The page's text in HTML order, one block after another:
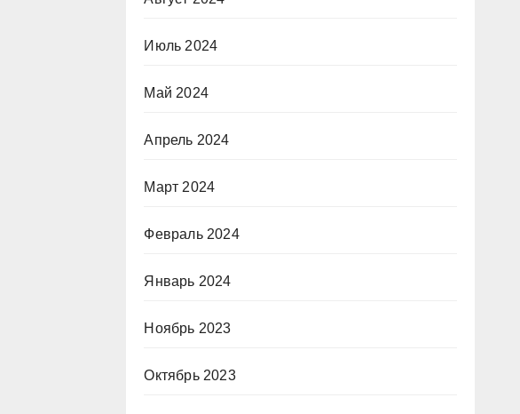
Июль 2024
Май 2024
Апрель 2024
Март 2024
Февраль 2024
Январь 2024
Ноябрь 2023
Октябрь 2023